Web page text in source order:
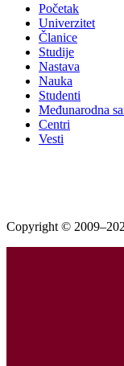
Početak
Univerzitet
Članice
Studije
Nastava
Nauka
Studenti
Međunarodna
Centri
Vesti
Copyright ©